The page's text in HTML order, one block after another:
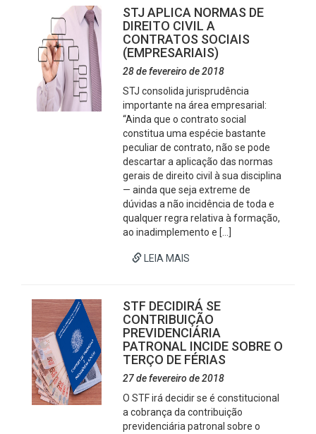
STJ APLICA NORMAS DE
DIREITO CIVIL A
CONTRATOS SOCIAIS
(EMPRESARIAIS)
28 de fevereiro de 2018
STJ consolida jurisprudência
importante na área empresarial:
“Ainda que o contrato social
constitua uma espécie bastante
peculiar de contrato, não se pode
descartar a aplicação das normas
gerais de direito civil à sua disciplina
— ainda que seja extreme de
dúvidas a não incidência de toda e
qualquer regra relativa à formação,
ao inadimplemento e […]
LEIA MAIS
STF DECIDIRÁ SE
CONTRIBUIÇÃO
PREVIDENCIÁRIA
PATRONAL INCIDE SOBRE O
TERÇO DE FÉRIAS
27 de fevereiro de 2018
O STF irá decidir se é constitucional
a cobrança da contribuição
previdenciária patronal sobre o